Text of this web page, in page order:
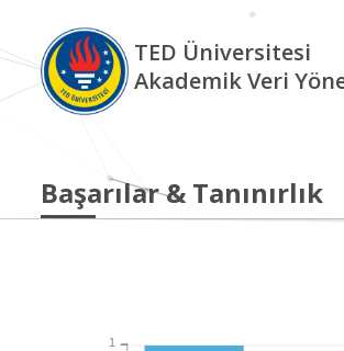
TED Üniversitesi
Akademik Veri
Başarılar & Tanınırlık
1